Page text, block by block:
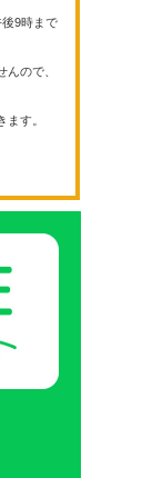
9時まで
ので、
す。